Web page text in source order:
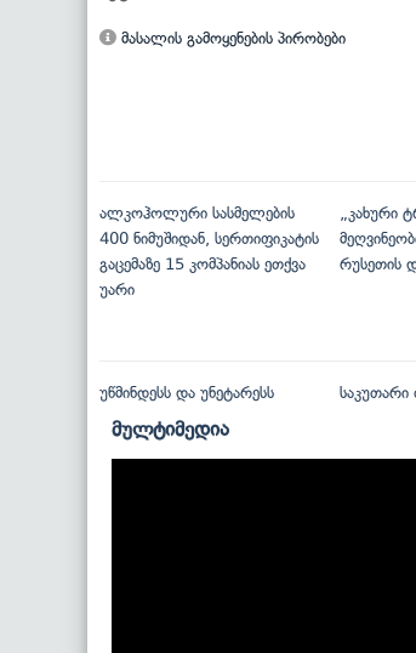
მასალის გამოყენების პირობები
ალკოჰოლური სასმელების
400 ნიმუშიდან, სერთიფიკატის
გაცემაზე 15 კომპანიას ეთქვა
უარი
„კახური
რუსეთის
უწმინდესს და უნეტარესს საკუთარი
მულტიმედია